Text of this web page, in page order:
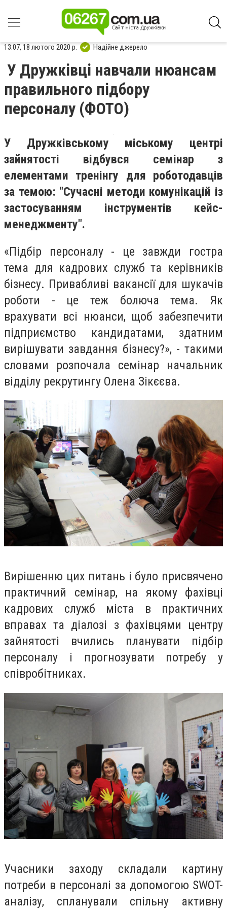
13:07, 18 лютого 2020 р. Надійне джерело
У Дружківці навчали нюансам
правильного підбору
персоналу (ФОТО)
У Дружківському міському центрі
зайнятості відбувся семінар з
елементами тренінгу для роботодавців
за темою: "Сучасні методи комунікацій із
застосуванням інструментів кейс-
менеджменту".
«Підбір персоналу - це завжди гостра
тема для кадрових служб та керівників
бізнесу. Привабливі вакансії для шукачів
роботи - це теж болюча тема. Як
врахувати всі нюанси, щоб забезпечити
підприємство кандидатами, здатним
вирішувати завдання бізнесу?», - такими
словами розпочала семінар начальник
відділу рекрутингу Олена Зікєєва.
Вирішенню цих питань і було присвячено
практичний семінар, на якому фахівці
кадрових служб міста в практичних
вправах та діалозі з фахівцями центру
зайнятості вчились планувати підбір
персоналу і прогнозувати потребу у
співробітниках.
Учасники заходу складали картину
потреби в персоналі за допомогою SWOT-
аналізу, спланували спільну активну